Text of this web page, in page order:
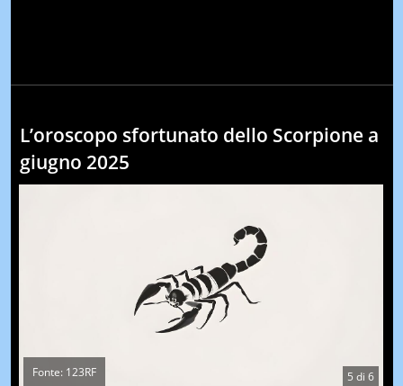
L’oroscopo sfortunato dello Scorpione a
giugno 2025
5 di 6
Fonte: 123RF